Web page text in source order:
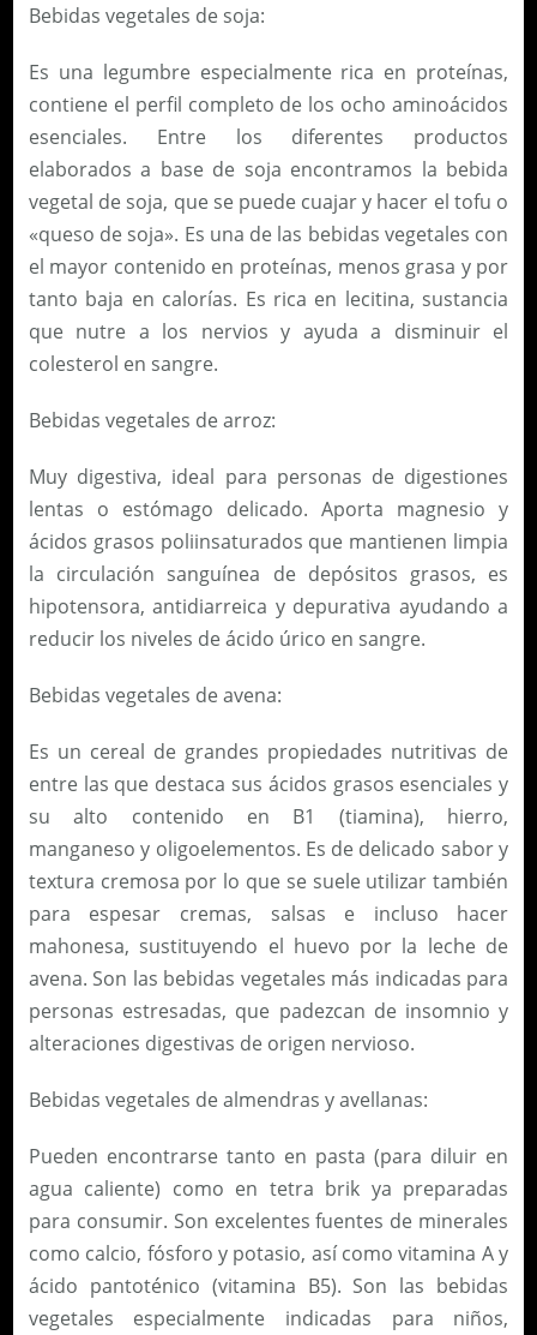
Bebidas vegetales de soja:
Es una legumbre especialmente rica en proteínas,
contiene el perfil completo de los ocho aminoácidos
esenciales. Entre los diferentes productos
elaborados a base de soja encontramos la bebida
vegetal de soja, que se puede cuajar y hacer el tofu o
«queso de soja». Es una de las bebidas vegetales con
el mayor contenido en proteínas, menos grasa y por
tanto baja en calorías. Es rica en lecitina, sustancia
que nutre a los nervios y ayuda a disminuir el
colesterol en sangre.
Bebidas vegetales de arroz:
Muy digestiva, ideal para personas de digestiones
lentas o estómago delicado. Aporta magnesio y
ácidos grasos poliinsaturados que mantienen limpia
la circulación sanguínea de depósitos grasos, es
hipotensora, antidiarreica y depurativa ayudando a
reducir los niveles de ácido úrico en sangre.
Bebidas vegetales de avena:
Es un cereal de grandes propiedades nutritivas de
entre las que destaca sus ácidos grasos esenciales y
su alto contenido en B1 (tiamina), hierro,
manganeso y oligoelementos. Es de delicado sabor y
textura cremosa por lo que se suele utilizar también
para espesar cremas, salsas e incluso hacer
mahonesa, sustituyendo el huevo por la leche de
avena. Son las bebidas vegetales más indicadas para
personas estresadas, que padezcan de insomnio y
alteraciones digestivas de origen nervioso.
Bebidas vegetales de almendras y avellanas:
Pueden encontrarse tanto en pasta (para diluir en
agua caliente) como en tetra brik ya preparadas
para consumir. Son excelentes fuentes de minerales
como calcio, fósforo y potasio, así como vitamina A y
ácido pantoténico (vitamina B5). Son las bebidas
vegetales especialmente indicadas para niños,